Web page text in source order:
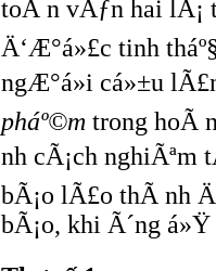
toÃ n vÄƒn hai lÃ¡
Ä‘Æ°á»£c tinh
ngÆ°á»i cá»±u
pháº©m trong hoÃ
nh cÃ¡ch nghiÃªm
bÃ¡o lÃ£o thÃ nh
bÃ¡o, khi Ã´ng